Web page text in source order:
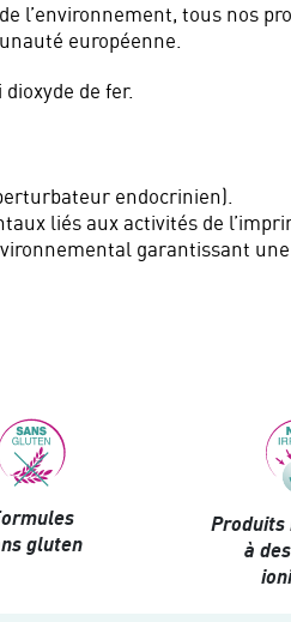
l’environnement, tous nos
européenne.
de fer.
endocrinien).
liés aux activités de
garantissant
gluten
Produits
à